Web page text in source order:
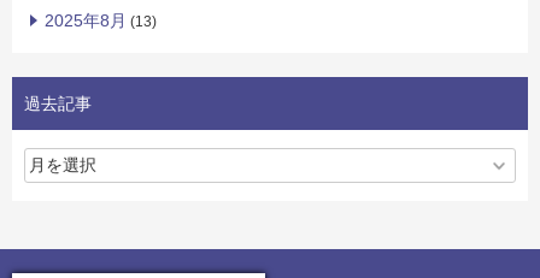
2025年8月 (13)
過去記事